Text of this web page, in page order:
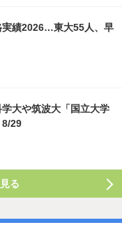
実績2026…東大55人、早
学大や筑波大「国立大学
8/29
る